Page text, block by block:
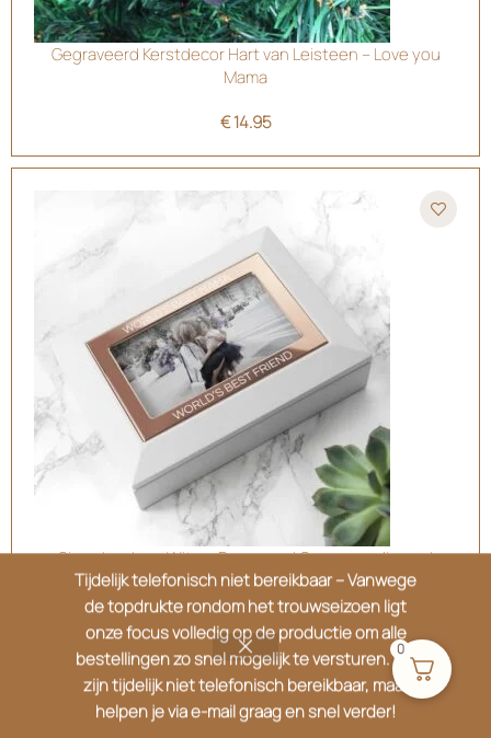
Tijdelijk telefonisch niet bereikbaar – Vanwege
de topdrukte rondom het trouwseizoen ligt
onze focus volledig op de productie om alle
bestellingen zo snel mogelijk te versturen. We
zijn tijdelijk niet telefonisch bereikbaar, maar
helpen je via e-mail graag en snel verder!
Gegraveerd Kerstdecor Hart van Leisteen – Love you
Mama
€14.95
Sieradendoos Wit en Rosegoud Gepersonaliseerd
€34.95
0